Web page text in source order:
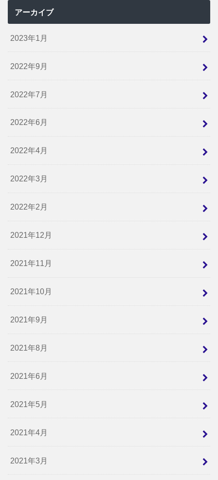
アーカイブ
2023年1月
2022年9月
2022年7月
2022年6月
2022年4月
2022年3月
2022年2月
2021年12月
2021年11月
2021年10月
2021年9月
2021年8月
2021年6月
2021年5月
2021年4月
2021年3月